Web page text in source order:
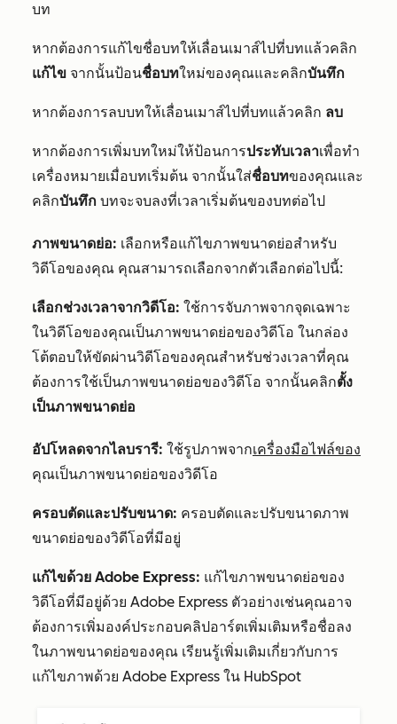
บท
หากต้องการแก้ไขชื่อบทให้เลื่อนเมาส์ไปที่บทแล้วคลิก
แก้ไข จากนั้นป้อนชื่อบทใหม่ของคุณและคลิกบันทึก
หากต้องการลบบทให้เลื่อนเมาส์ไปที่บทแล้วคลิก ลบ
หากต้องการเพิ่มบทใหม่ให้ป้อนการประทับเวลาเพื่อทำ
เครื่องหมายเมื่อบทเริ่มต้น จากนั้นใส่ชื่อบทของคุณและ
คลิกบันทึก บทจะจบลงที่เวลาเริ่มต้นของบทต่อไป
ภาพขนาดย่อ: เลือกหรือแก้ไขภาพขนาดย่อสำหรับ
วิดีโอของคุณ คุณสามารถเลือกจากตัวเลือกต่อไปนี้:
เลือกช่วงเวลาจากวิดีโอ: ใช้การจับภาพจากจุดเฉพาะ
ในวิดีโอของคุณเป็นภาพขนาดย่อของวิดีโอ ในกล่อง
โต้ตอบให้ขัดผ่านวิดีโอของคุณสำหรับช่วงเวลาที่คุณ
ต้องการใช้เป็นภาพขนาดย่อของวิดีโอ จากนั้นคลิกตั้ง
เป็นภาพขนาดย่อ
อัปโหลดจากไลบรารี: ใช้รูปภาพจากเครื่องมือไฟล์ของ
คุณเป็นภาพขนาดย่อของวิดีโอ
ครอบตัดและปรับขนาด: ครอบตัดและปรับขนาดภาพ
ขนาดย่อของวิดีโอที่มีอยู่
แก้ไขด้วย Adobe Express: แก้ไขภาพขนาดย่อของ
วิดีโอที่มีอยู่ด้วย Adobe Express ตัวอย่างเช่นคุณอาจ
ต้องการเพิ่มองค์ประกอบคลิปอาร์ตเพิ่มเติมหรือชื่อลง
ในภาพขนาดย่อของคุณ เรียนรู้เพิ่มเติมเกี่ยวกับการ
แก้ไขภาพด้วย Adobe Express ใน HubSpot